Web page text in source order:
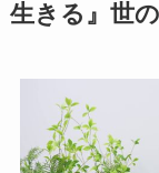
生きる』世